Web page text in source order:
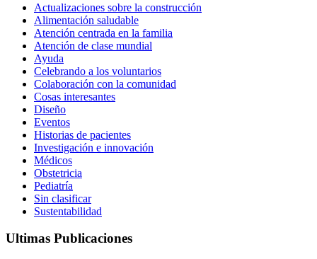
Actualizaciones sobre la construcción
Alimentación saludable
Atención centrada en la familia
Atención de clase mundial
Ayuda
Celebrando a los voluntarios
Colaboración con la comunidad
Cosas interesantes
Diseño
Eventos
Historias de pacientes
Investigación e innovación
Médicos
Obstetricia
Pediatría
Sin clasificar
Sustentabilidad
Ultimas Publicaciones